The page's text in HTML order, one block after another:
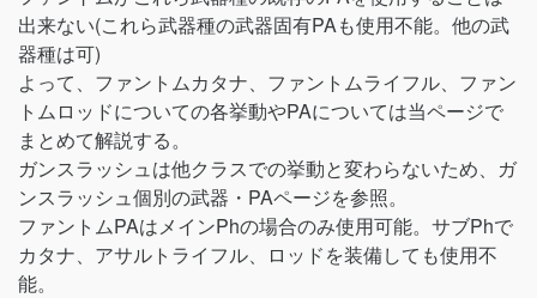
出来ない(これら武器種の武器固有PAも使用不能。他の武
器種は可)
よって、ファントムカタナ、ファントムライフル、ファン
トムロッドについての各挙動やPAについては当ページで
まとめて解説する。
ガンスラッシュは他クラスでの挙動と変わらないため、ガ
ンスラッシュ個別の武器・PAページを参照。
ファントムPAはメインPhの場合のみ使用可能。サブPhで
カタナ、アサルトライフル、ロッドを装備しても使用不
能。